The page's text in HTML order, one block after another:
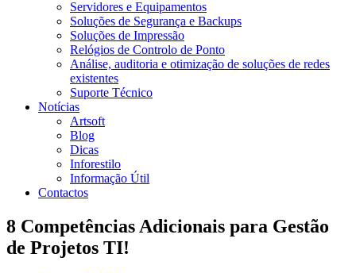
Servidores e Equipamentos
Soluções de Segurança e Backups
Soluções de Impressão
Relógios de Controlo de Ponto
Análise, auditoria e otimização de soluções de redes
existentes
Suporte Técnico
Notícias
Artsoft
Blog
Dicas
Inforestilo
Informação Útil
Contactos
8 Competências Adicionais para Gestão
de Projetos TI!